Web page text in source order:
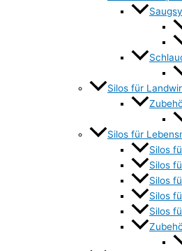
Silos für
Silos für
Silos
Silos
Silos
Silos
Silos